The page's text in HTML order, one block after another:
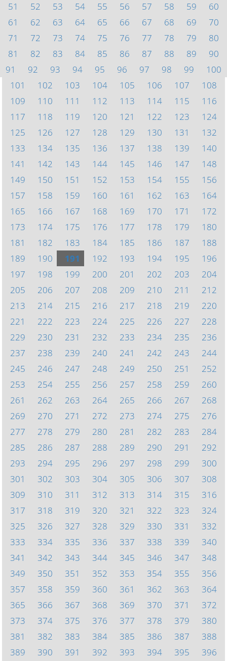
51
52 53 54 55 56 57 58 59
60
61
62 63 64 65 66 67 68 69
70
71
72 73 74 75 76 77 78 79
80
81
82 83 84 85 86 87 88 89
90
91
92 93 94 95 96 97 98 99
100
101
102 103 104 105 106 107
108
109
110 111 112 113 114 115
116
117
118 119 120 121 122 123
124
125
126 127 128 129 130 131
132
133
134 135 136 137 138 139
140
141
142 143 144 145 146 147
148
149
150 151 152 153 154 155
156
157
158 159 160 161 162 163
164
165
166 167 168 169 170 171
172
173
174 175 176 177 178 179
180
181
182 183 184 185 186 187
188
189
190 191 192 193 194 195
196
197
198 199 200 201 202 203
204
205
206 207 208 209 210 211
212
213
214 215 216 217 218 219
220
221
222 223 224 225 226 227
228
229
230 231 232 233 234 235
236
237
238 239 240 241 242 243
244
245
246 247 248 249 250 251
252
253
254 255 256 257 258 259
260
261
262 263 264 265 266 267
268
269
270 271 272 273 274 275
276
277
278 279 280 281 282 283
284
285
286 287 288 289 290 291
292
293
294 295 296 297 298 299
300
301
302 303 304 305 306 307
308
309
310 311 312 313 314 315
316
317
318 319 320 321 322 323
324
325
326 327 328 329 330 331
332
333
334 335 336 337 338 339
340
341
342 343 344 345 346 347
348
349
350 351 352 353 354 355
356
357
358 359 360 361 362 363
364
365
366 367 368 369 370 371
372
373
374 375 376 377 378 379
380
381
382 383 384 385 386 387
388
389
390 391 392 393 394 395 396